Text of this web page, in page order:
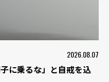
2026.08.07
に乗るな」と自戒を込